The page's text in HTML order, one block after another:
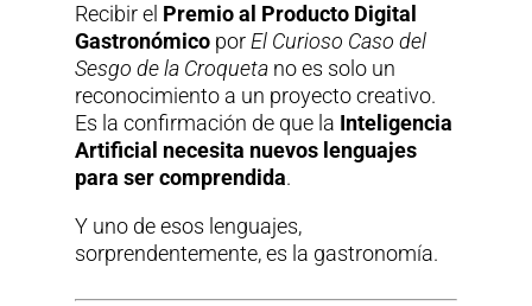
Recibir el Premio al Producto Digital
GastronómicoporEl Curioso Caso del
Sesgo de la Croquetano es solo un
reconocimiento a un proyecto creativo.
Es la confirmación de que la Inteligencia
Artificial necesita nuevos lenguajes
para ser comprendida.
Y uno de esos lenguajes,
sorprendentemente, es la gastronomía.